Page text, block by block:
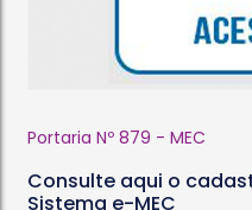
Portaria Nº 879 - MEC
Consulte aqui o
Sistema e-MEC